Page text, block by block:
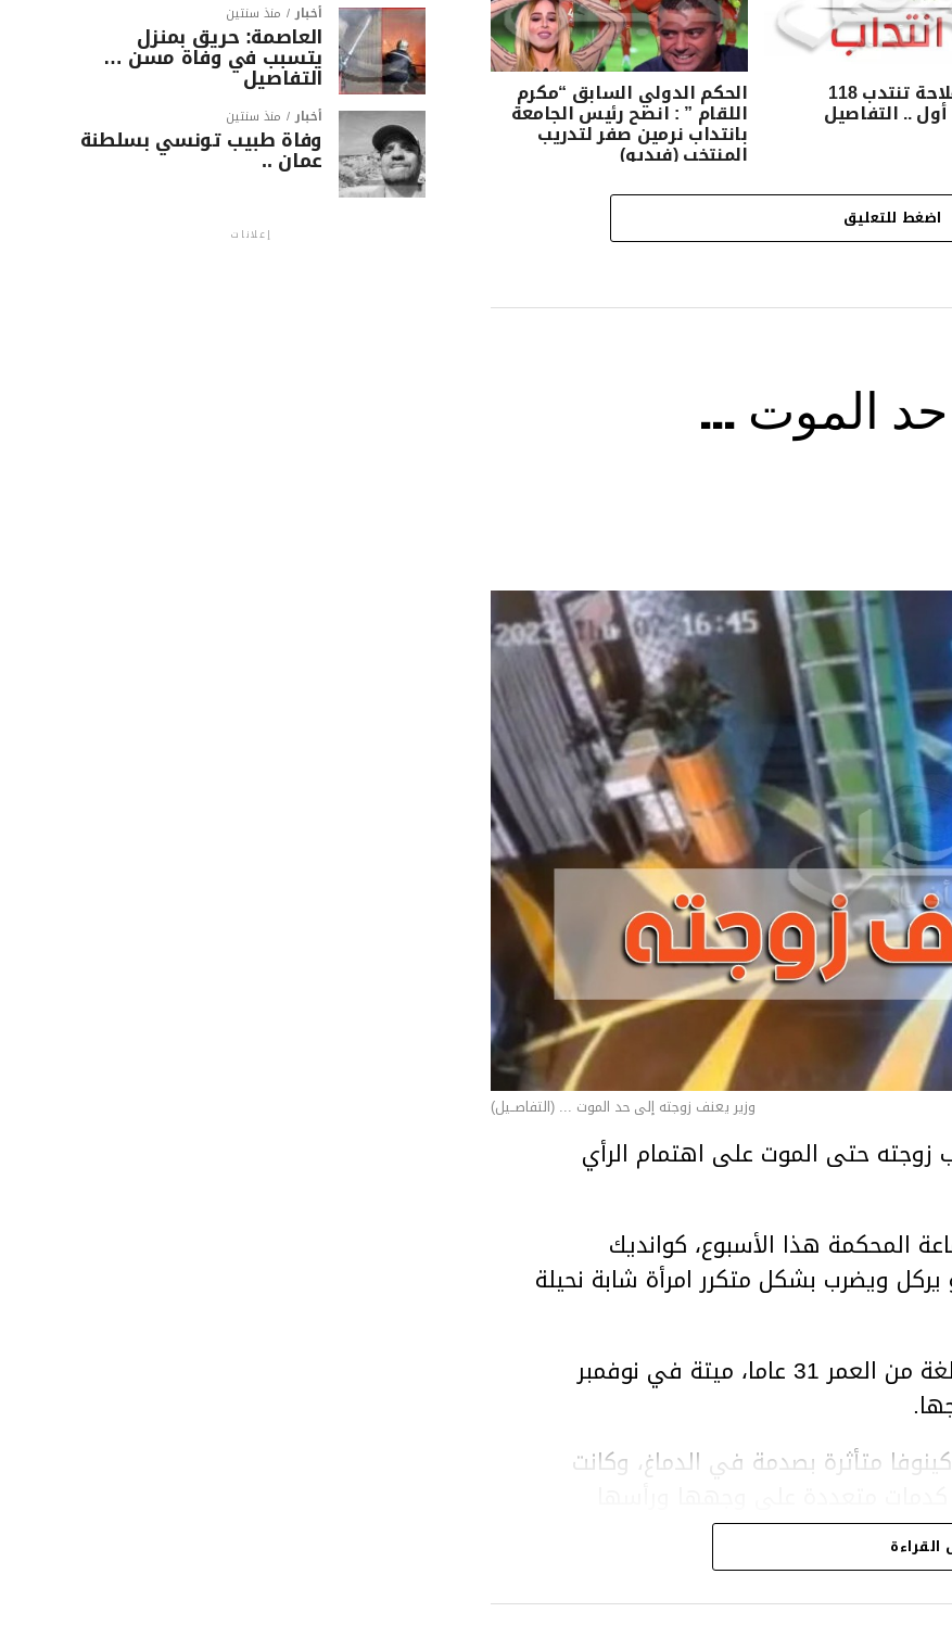
وزارة الفلاحة تنتدب 118
.. التفاصيل
الحكم الدولي السابق “مكرم
اللقام ” : انصح رئيس الجامعة
بانتداب نرمين صفر لتدريب
المنتخب (فيديو)
اضغط للتعليق
حد الموت …
وزير يعنف زوجته إلى حد الموت ... (التفاصــيل)
حتى الموت على اهتمام الرأي
المحكمة هذا الأسبوع، كوانديك
يركل ويضرب بشكل متكرر امرأة شابة نحيلة
وعثر على المرأة، سلطانات نوكينوفا، البالغة من العمر 31 عاما، ميتة في نوفمبر
متأثرة بصدمة في الدماغ، وكانت
القراءة
أخبار منذ سنتين
العاصمة: حريق بمنزل
يتسبب في وفاة مسن …
التفاصيل
أخبار منذ سنتين
وفاة طبيب تونسي بسلطنة
عمان ..
إعلانات